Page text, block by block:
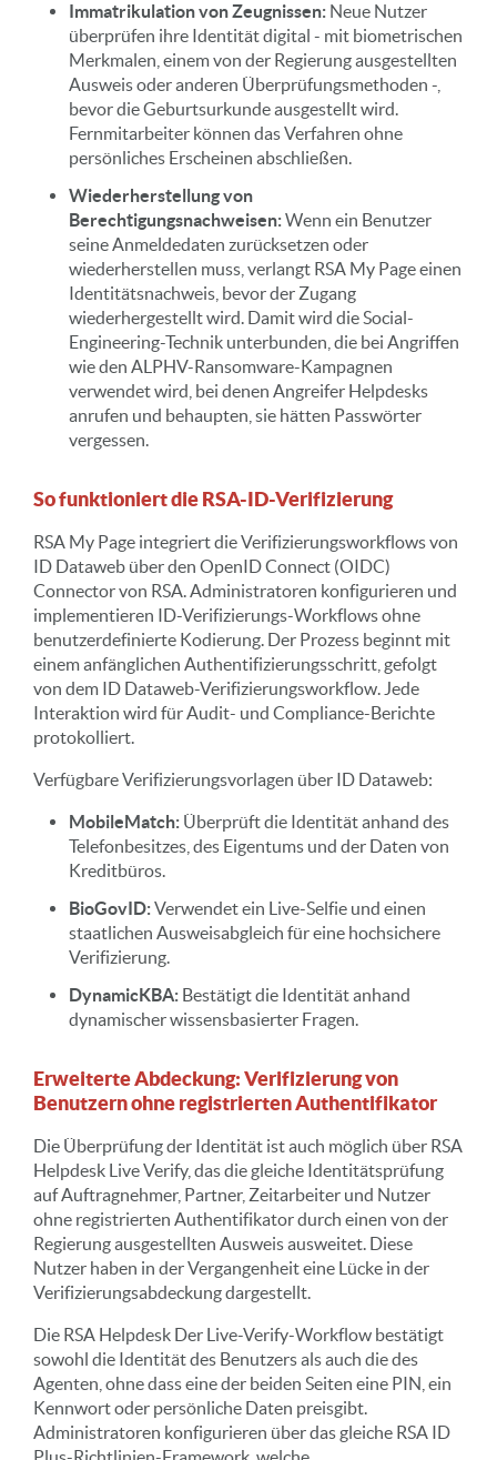
Immatrikulation von Zeugnissen: Neue Nutzer
überprüfen ihre Identität digital - mit biometrischen
Merkmalen, einem von der Regierung ausgestellten
Ausweis oder anderen Überprüfungsmethoden -,
bevor die Geburtsurkunde ausgestellt wird.
Fernmitarbeiter können das Verfahren ohne
persönliches Erscheinen abschließen.
Wiederherstellung von
Berechtigungsnachweisen:Wenn ein Benutzer
seine Anmeldedaten zurücksetzen oder
wiederherstellen muss, verlangt RSA My Page einen
Identitätsnachweis, bevor der Zugang
wiederhergestellt wird. Damit wird die Social-
Engineering-Technik unterbunden, die bei Angriffen
wie den ALPHV-Ransomware-Kampagnen
verwendet wird, bei denen Angreifer Helpdesks
anrufen und behaupten, sie hätten Passwörter
vergessen.
So funktioniert die RSA-ID-Verifizierung
RSA My Page integriert die Verifizierungsworkflows von
ID Dataweb über den OpenID Connect (OIDC)
Connector von RSA. Administratoren konfigurieren und
implementieren ID-Verifizierungs-Workflows ohne
benutzerdefinierte Kodierung. Der Prozess beginnt mit
einem anfänglichen Authentifizierungsschritt, gefolgt
von dem ID Dataweb-Verifizierungsworkflow. Jede
Interaktion wird für Audit- und Compliance-Berichte
protokolliert.
Verfügbare Verifizierungsvorlagen über ID Dataweb:
MobileMatch: Überprüft die Identität anhand des
Telefonbesitzes, des Eigentums und der Daten von
Kreditbüros.
BioGovID:Verwendet ein Live-Selfie und einen
staatlichen Ausweisabgleich für eine hochsichere
Verifizierung.
DynamicKBA: Bestätigt die Identität anhand
dynamischer wissensbasierter Fragen.
Erweiterte Abdeckung: Verifizierung von
Benutzern ohne registrierten Authentifikator
Die Überprüfung der Identität ist auch möglich über RSA
Helpdesk Live Verify, das die gleiche Identitätsprüfung
auf Auftragnehmer, Partner, Zeitarbeiter und Nutzer
ohne registrierten Authentifikator durch einen von der
Regierung ausgestellten Ausweis ausweitet. Diese
Nutzer haben in der Vergangenheit eine Lücke in der
Verifizierungsabdeckung dargestellt.
Die RSA Helpdesk Der Live-Verify-Workflow bestätigt
sowohl die Identität des Benutzers als auch die des
Agenten, ohne dass eine der beiden Seiten eine PIN, ein
Kennwort oder persönliche Daten preisgibt.
Administratoren konfigurieren über das gleiche RSA ID